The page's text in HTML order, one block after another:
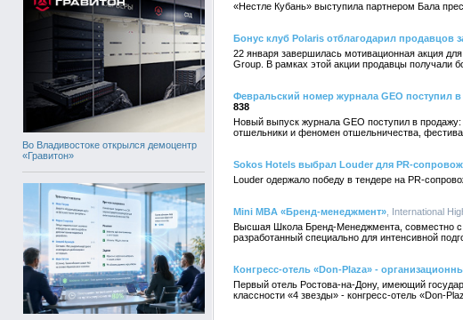
Во Владивостоке открылся демоцентр
«Гравитон»
«Нестле Кубань» выступила партнером Бала
Бонус клуб Polaris отблагодарил продавцов
22 января завершилась мотивационная акция
Group. В рамках этой акции продавцы получали
Февральский номер журнала GEO поступил в
838
Новый выпуск журнала GEO поступил в продажу:
отшельники и феномен отшельничества,
Sokos Hotels выбрал Louder для PR-
Louder одержало победу в тендере на PR-
Mini MBA «Бренд-менеджмент» , International
Высшая Школа Бренд-Менеджмента, совместно с
разработанный специально для интенсивной
Конгресс-отель «Don-Plaza» -
Первый отель Ростова-на-Дону, имеющий
классности «4 звезды» - конгресс-отель «Don-